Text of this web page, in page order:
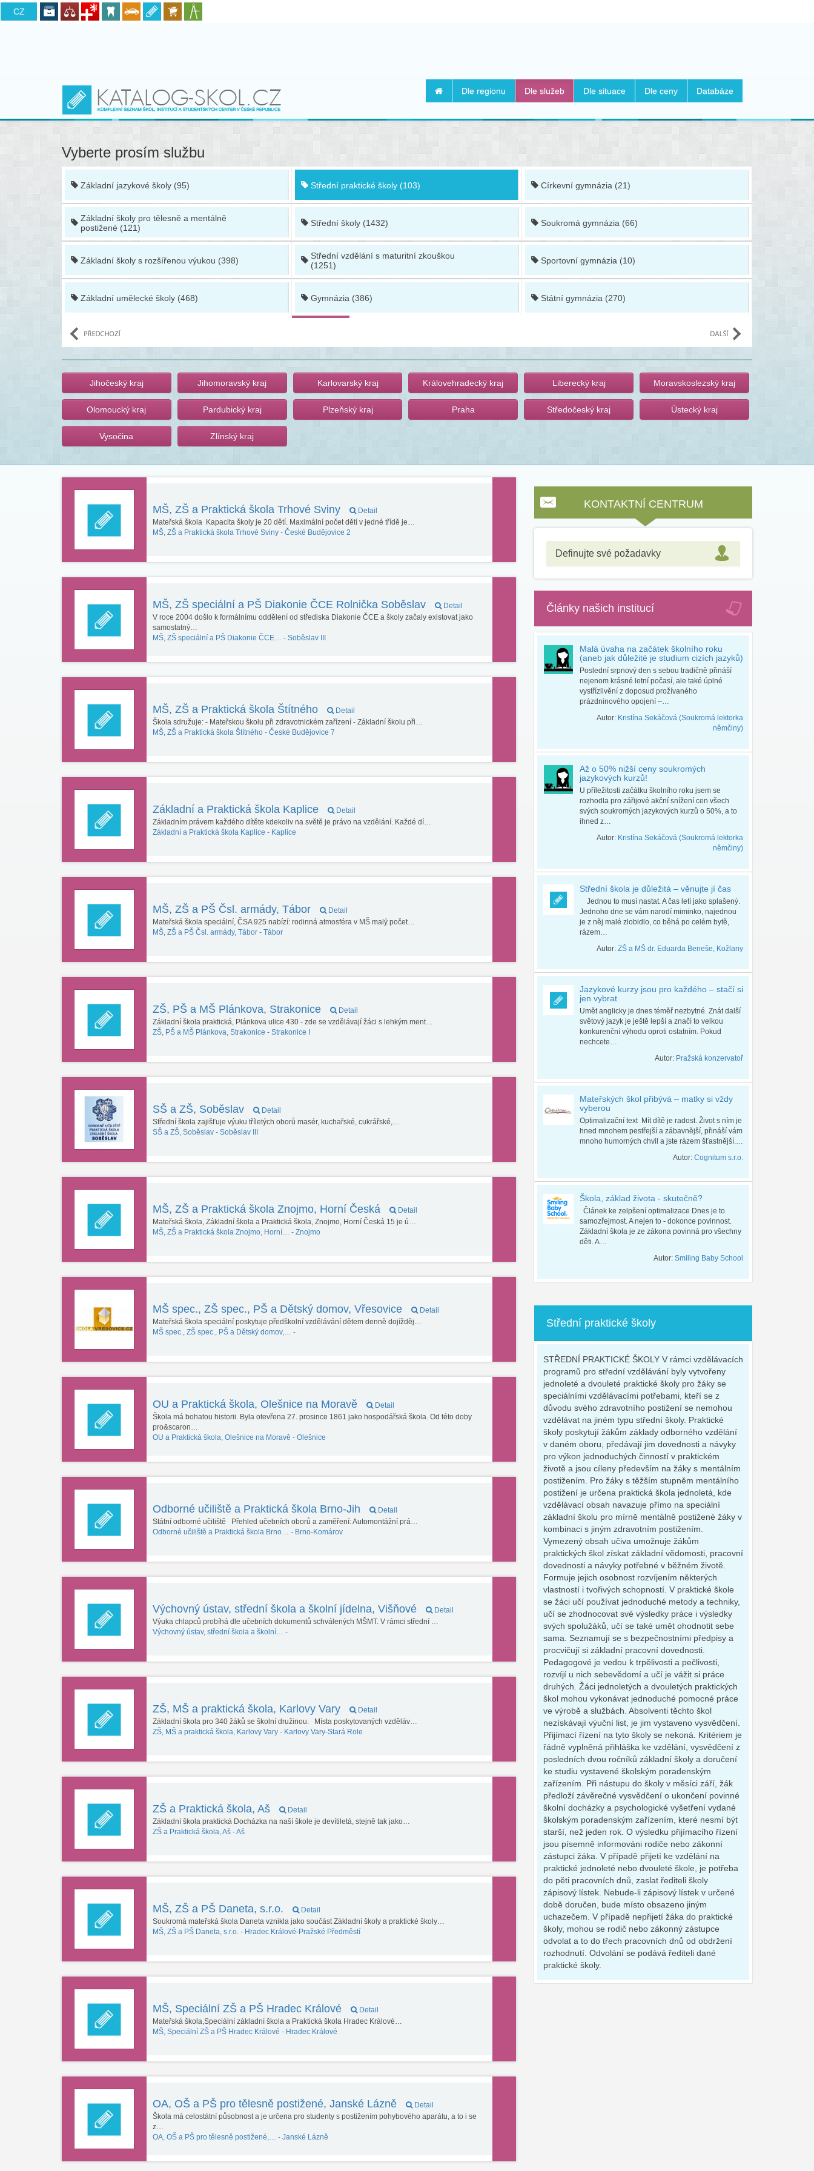
CZ
SK
Dle regionu Dle služeb Dle situace Dle ceny Databáze
Vyberte prosím službu
Základní jazykové školy (95)
Základní školy pro tělesně a mentálně
postižené (121)
Základní školy s rozšířenou výukou (398)
Základní umělecké školy (468)
Střední praktické školy (103)
Střední školy (1432)
Střední vzdělání s maturitní zkouškou
(1251)
Gymnázia (386)
Církevní gymnázia (21)
Soukromá gymnázia (66)
Sportovní gymnázia (10)
Státní gymnázia (270)
Jihočeský kraj Jihomoravský kraj Karlovarský kraj Královehradecký kraj Liberecký kraj Moravskoslezský kraj
Olomoucký kraj Pardubický kraj Plzeňský kraj Praha Středočeský kraj Ústecký kraj
Vysočina Zlínský kraj
MŠ, ZŠ a Praktická škola Trhové Sviny
Detail
Mateřská škola Kapacita školy je 20 dětí. Maximální počet dětí v jedné třídě je…
MŠ, ZŠ a Praktická škola Trhové Sviny - České Budějovice 2
MŠ, ZŠ speciální a PŠ Diakonie ČCE Rolnička Soběslav
Detail
V roce 2004 došlo k formálnímu oddělení od střediska Diakonie ČCE a školy začaly existovat jako
samostatný…
MŠ, ZŠ speciální a PŠ Diakonie ČCE… - Soběslav III
MŠ, ZŠ a Praktická škola Štítného
Detail
Škola sdružuje: - Mateřskou školu při zdravotnickém zařízení - Základní školu při…
MŠ, ZŠ a Praktická škola Štítného - České Budějovice 7
Základní a Praktická škola Kaplice
Detail
Základním právem každého dítěte kdekoliv na světě je právo na vzdělání. Každé dí…
Základní a Praktická škola Kaplice - Kaplice
MŠ, ZŠ a PŠ Čsl. armády, Tábor
Detail
Mateřská škola speciální, ČSA 925 nabízí: rodinná atmosféra v MŠ malý počet…
MŠ, ZŠ a PŠ Čsl. armády, Tábor - Tábor
ZŠ, PŠ a MŠ Plánkova, Strakonice
Detail
Základní škola praktická, Plánkova ulice 430 - zde se vzdělávají žáci s lehkým ment…
ZŠ, PŠ a MŠ Plánkova, Strakonice - Strakonice I
SŠ a ZŠ, Soběslav
Detail
Střední škola zajišťuje výuku tříletých oborů masér, kuchařské, cukrářské,…
SŠ a ZŠ, Soběslav - Soběslav III
MŠ, ZŠ a Praktická škola Znojmo, Horní Česká
Detail
Mateřská škola, Základní škola a Praktická škola, Znojmo, Horní Česká 15 je ú…
MŠ, ZŠ a Praktická škola Znojmo, Horní… - Znojmo
MŠ spec., ZŠ spec., PŠ a Dětský domov, Vřesovice
Detail
Mateřská škola speciální poskytuje předškolní vzdělávání dětem denně dojížděj…
MŠ spec., ZŠ spec., PŠ a Dětský domov,… -
OU a Praktická škola, Olešnice na Moravě
Detail
Škola má bohatou historii. Byla otevřena 27. prosince 1861 jako hospodářská škola. Od této doby
pro&scaron…
OU a Praktická škola, Olešnice na Moravě - Olešnice
Odborné učiliště a Praktická škola Brno-Jih
Detail
Státní odborné učiliště Přehled učebních oborů a zaměření: Automontážní prá…
Odborné učiliště a Praktická škola Brno… - Brno-Komárov
Výchovný ústav, střední škola a školní jídelna, Višňové
Detail
Výuka chlapců probíhá dle učebních dokumentů schválených MŠMT. V rámci střední …
Výchovný ústav, střední škola a školní… -
ZŠ, MŠ a praktická škola, Karlovy Vary
Detail
Základní škola pro 340 žáků se školní družinou. Místa poskytovaných vzděláv…
ZŠ, MŠ a praktická škola, Karlovy Vary - Karlovy Vary-Stará Role
ZŠ a Praktická škola, Aš
Detail
Základní škola praktická Docházka na naší škole je devítiletá, stejně tak jako…
ZŠ a Praktická škola, Aš -Aš
MŠ, ZŠ a PŠ Daneta, s.r.o.
Detail
Soukromá mateřská škola Daneta vznikla jako součást Základní školy a praktické školy…
MŠ, ZŠ a PŠ Daneta, s.r.o. - Hradec Králové-Pražské Předměstí
MŠ, Speciální ZŠ a PŠ Hradec Králové
Detail
Mateřská škola,Speciální základní škola a Praktická škola Hradec Králové…
MŠ, Speciální ZŠ a PŠ Hradec Králové - Hradec Králové
OA, OŠ a PŠ pro tělesně postižené, Janské Lázně
Detail
Škola má celostátní působnost a je určena pro studenty s postižením pohybového aparátu, a to i se
z…
OA, OŠ a PŠ pro tělesně postižené,… - Janské Lázně
KONTAKTNÍ CENTRUM
Definujte své požadavky
Články našich institucí
Malá úvaha na začátek školního roku
(aneb jak důležité je studium cizích jazyků)
Poslední srpnový den s sebou tradičně přináší
nejenom krásné letní počasí, ale také úplné
vystřízlivění z doposud prožívaného
prázdninového opojení –…
Autor: Kristína Sekáčová (Soukromá lektorka
němčiny)
Až o 50% nižší ceny soukromých
jazykových kurzů!
U příležitosti začátku školního roku jsem se
rozhodla pro zářijové akční snížení cen všech
svých soukromých jazykových kurzů o 50%, a to
ihned z…
Autor: Kristína Sekáčová (Soukromá lektorka
němčiny)
Střední škola je důležitá – věnujte jí čas
Jednou to musí nastat. A čas letí jako splašený.
Jednoho dne se vám narodí miminko, najednou
je z něj malé zlobidlo, co běhá po celém bytě,
rázem…
Autor: ZŠ a MŠ dr. Eduarda Beneše, Kožlany
Jazykové kurzy jsou pro každého – stačí si
jen vybrat
Umět anglicky je dnes téměř nezbytné. Znát další
světový jazyk je ještě lepší a značí to velkou
konkurenční výhodu oproti ostatním. Pokud
nechcete…
Autor: Pražská konzervatoř
Mateřských škol přibývá – matky si vždy
vyberou
Optimalizační text Mít dítě je radost. Život s ním je
hned mnohem pestřejší a zábavnější, přináší vám
mnoho humorných chvil a jste rázem šťastnější.…
Autor: Cognitum s.r.o.
Škola, základ života - skutečně?
Článek ke zelpšení optimalizace Dnes je to
samozřejmost. A nejen to - dokonce povinnost.
Základní škola je ze zákona povinná pro všechny
děti. A…
Autor: Smiling Baby School
Střední praktické školy
STŘEDNÍ PRAKTICKÉ ŠKOLY V rámci vzdělávacích
programů pro střední vzdělávání byly vytvořeny
jednoleté a dvouleté praktické školy pro žáky se
speciálními vzdělávacími potřebami, kteří se z
důvodu svého zdravotního postižení se nemohou
vzdělávat na jiném typu střední školy. Praktické
školy poskytují žákům základy odborného vzdělání
v daném oboru, předávají jim dovednosti a návyky
pro výkon jednoduchých činností v praktickém
životě a jsou cíleny především na žáky s mentálním
postižením. Pro žáky s těžším stupněm mentálního
postižení je určena praktická škola jednoletá, kde
vzdělávací obsah navazuje přímo na speciální
základní školu pro mírně mentálně postižené žáky v
kombinaci s jiným zdravotním postižením.
Vymezený obsah učiva umožnuje žákům
praktických škol získat základní vědomosti, pracovní
dovednosti a návyky potřebné v běžném životě.
Formuje jejich osobnost rozvíjením některých
vlastností i tvořivých schopností. V praktické škole
se žáci učí používat jednoduché metody a techniky,
učí se zhodnocovat své výsledky práce i výsledky
svých spolužáků, učí se také umět ohodnotit sebe
sama. Seznamují se s bezpečnostními předpisy a
procvičují si základní pracovní dovednosti.
Pedagogové je vedou k trpělivosti a pečlivosti,
rozvíjí u nich sebevědomí a učí je vážit si práce
druhých. Žáci jednoletých a dvouletých praktických
škol mohou vykonávat jednoduché pomocné práce
ve výrobě a službách. Absolventi těchto škol
nezískávají výuční list, je jim vystaveno vysvědčení.
Přijímací řízení na tyto školy se nekoná. Kritériem je
řádně vyplněná přihláška ke vzdělání, vysvědčení z
posledních dvou ročníků základní školy a doručení
ke studiu vystavené školským poradenským
zařízením. Při nástupu do školy v měsíci září, žák
předloží závěrečné vysvědčení o ukončení povinné
školní docházky a psychologické vyšetření vydané
školským poradenským zařízením, které nesmí být
starší, než jeden rok. O výsledku přijímacího řízení
jsou písemně informováni rodiče nebo zákonní
zástupci žáka. V případě přijetí ke vzdělání na
praktické jednoleté nebo dvouleté škole, je potřeba
do pěti pracovních dnů, zaslat řediteli školy
zápisový lístek. Nebude-li zápisový lístek v určené
době doručen, bude místo obsazeno jiným
uchazečem. V případě nepřijetí žáka do praktické
školy, mohou se rodič nebo zákonný zástupce
odvolat a to do třech pracovních dnů od obdržení
rozhodnutí. Odvolání se podává řediteli dané
praktické školy.